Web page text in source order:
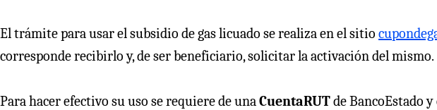
El trámite para usar el subsidio de gas licuado se realiza en el sitio
corresponde recibirlo y, de ser beneficiario, solicitar la activación del mismo.
Para hacer efectivo su uso se requiere de unaCuentaRUTde BancoEstado